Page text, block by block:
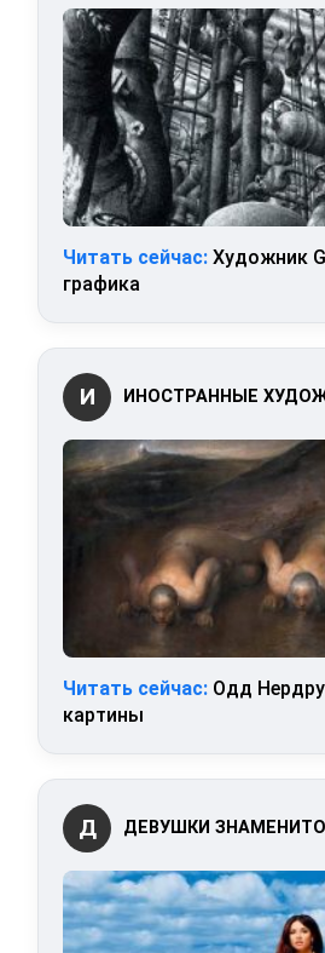
Читать сейчас: Художник
графика
И ИНОСТРАННЫЕ
Читать сейчас: Одд
картины
Д ДЕВУШКИ